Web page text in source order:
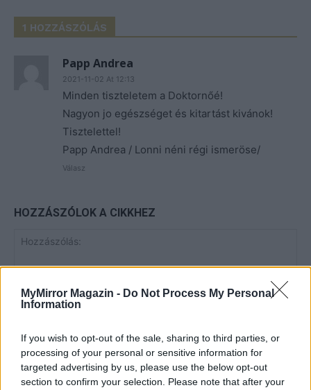
MyMirror Magazin - Do Not Process My Personal
Information
If you wish to opt-out of the sale, sharing to third parties, or
processing of your personal or sensitive information for
targeted advertising by us, please use the below opt-out
section to confirm your selection. Please note that after your
1 HOZZÁSZÓLÁS
Papp Andrea
2021-11-02 At 12:13
Minden tiszteletem a Doktornőé!
Nagyon jo egészséget és kitartást kivánok!
Tisztelettel!
Papp Andrea / Lonni néni régi ismeröse/
Válasz
HOZZÁSZÓLOK A CIKKHEZ